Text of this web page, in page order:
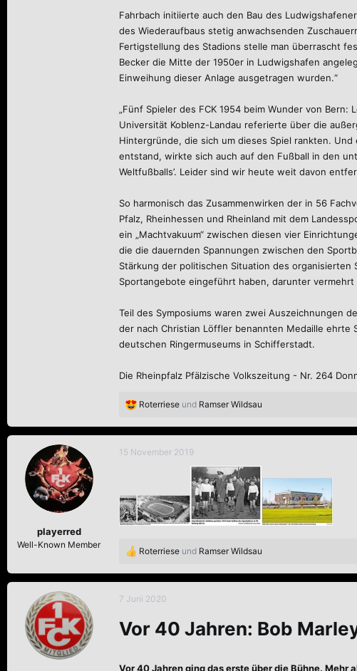
Fahrbach initiierte auch den Bau des
des Wiederaufbaus stetig anwachsenden
Fertigstellung des Stadions stelle man überrascht
Becker die Mitte der 1950er in Ludwigshafen
Einweihung dieser Anlage ausgetragen wurden.“
„Fünf Spieler des FCK 1954 beim Wunder von
Universität Koblenz-Landau referierte über die
Hintergründe, die sich um dieses Spiel rankten.
entstand, wirkte sich auch auf den Fußball in den
Weltfußballs’. Leider sind wir heute weit davon
So harmonisch das Zusammenwirken der in 56
Pfalz, Rheinhessen und Rheinland mit dem
ein „Machtvakuum“ zwischen diesen vier
die die dauernden Spannungen zwischen den
Stärkung der politischen Situation des
Sportangebote eingeführt haben, darunter
Teil des Symposiums waren zwei Auszeichnungen
der nach Christian Löffler benannten Medaille ehrte
deutschen Ringermuseums in Schifferstadt.
Die Rheinpfalz Pfälzische Volkszeitung - Nr. 264
R
a
k
n
e
n
Roterriese und Ramser Wildsau
playerred
Well-Known Member
15 November 2019
R
a
k
o
Roterriese und Ramser Wildsau
7 Juni 2020
Vor 40 Jahren: Bob
Vor 40 Jahren ging das erste über die Bühne. Mehr